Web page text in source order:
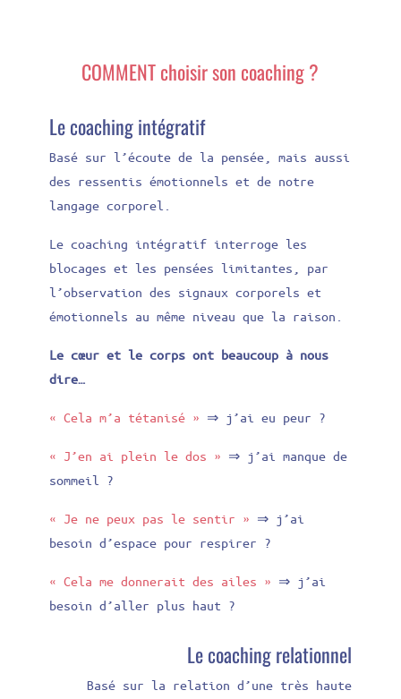
COMMENT choisir son coaching ?
Le coaching intégratif
Basé sur l’écoute de la pensée, mais aussi
des ressentis émotionnels et de notre
langage corporel.
Le coaching intégratif interroge les
blocages et les pensées limitantes, par
l’observation des signaux corporels et
émotionnels au même niveau que la raison.
Le cœur et le corps ont beaucoup à nous
dire…
« Cela m’a tétanisé » ⇒ j’ai eu peur ?
« J’en ai plein le dos » ⇒ j’ai manque de
sommeil ?
« Je ne peux pas le sentir » ⇒ j’ai
besoin d’espace pour respirer ?
« Cela me donnerait des ailes » ⇒ j’ai
besoin d’aller plus haut ?
Le coaching relationnel
Basé sur la relation d’une très haute